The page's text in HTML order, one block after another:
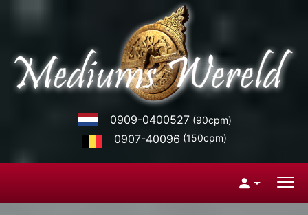
0909-0400527 (90cpm)
0907-40096 (150cpm)